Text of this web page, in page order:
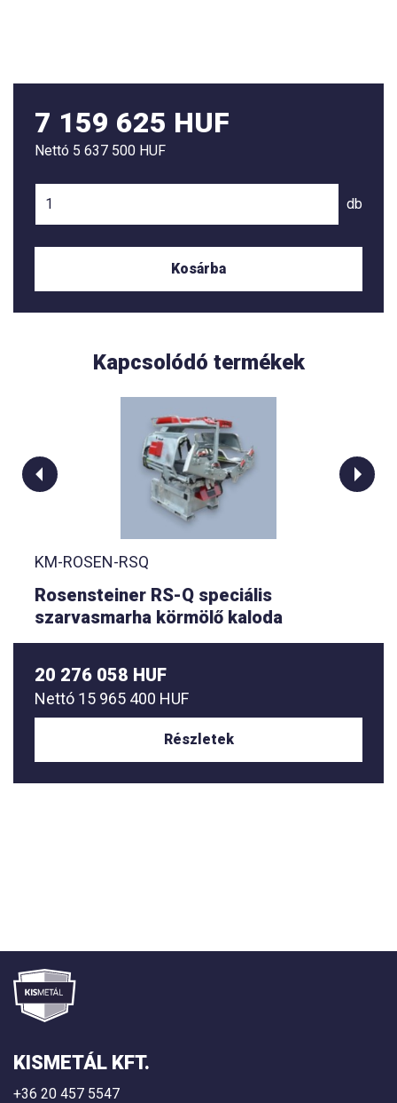
7 159 625 HUF
Nettó 5 637 500 HUF
db
Kosárba
Kapcsolódó termékek
KM-ROSEN-RSQ
Rosensteiner RS-Q speciális
szarvasmarha körmölő kaloda
20 276 058 HUF
Nettó 15 965 400 HUF
Részletek
KISMETÁL KFT.
+36 20 457 5547